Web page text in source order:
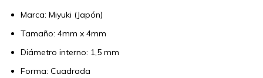
Marca: Miyuki (Japón)
Tamaño: 4mm x 4mm
Diámetro interno: 1,5 mm
Forma: Cuadrada